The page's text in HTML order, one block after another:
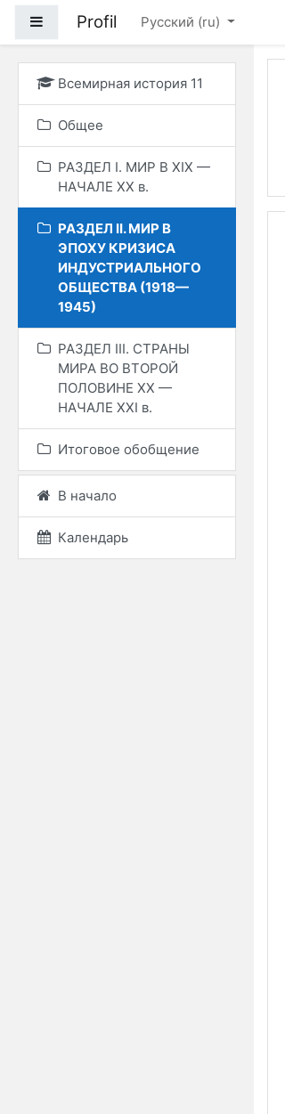
Боковая панель
Profil Русский ‎(ru)‎
Всемирная история 11
Общее
РАЗДЕЛ I. МИР В ХIХ —
НАЧАЛЕ ХХ в.
РАЗДЕЛ II. МИР В
ЭПОХУ КРИЗИСА
ИНДУСТРИАЛЬНОГО
ОБЩЕСТВА (1918—
1945)
РАЗДЕЛ ІІІ. СТРАНЫ
МИРА ВО ВТОРОЙ
ПОЛОВИНЕ ХХ —
НАЧАЛЕ ХХІ в.
Итоговое обобщение
В начало
Календарь